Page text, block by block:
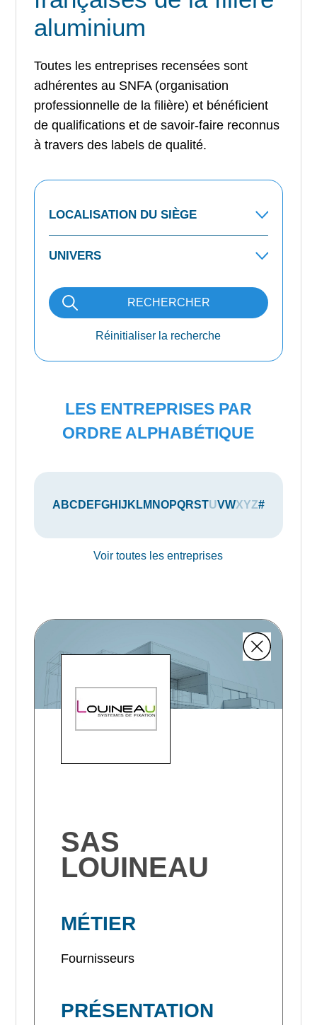
aluminium
Toutes les entreprises recensées sont
adhérentes au SNFA (organisation
professionnelle de la filière) et bénéficient
de qualifications et de savoir-faire reconnus
à travers des labels de qualité.
RECHERCHER
Réinitialiser la recherche
LES ENTREPRISES PAR
ORDRE ALPHABÉTIQUE
A BC D E FGH J K LM NOPQRSTUVWXYZ#
Voir toutes les entreprises
SAS
LOUINEAU
MÉTIER
Fournisseurs
PRÉSENTATION